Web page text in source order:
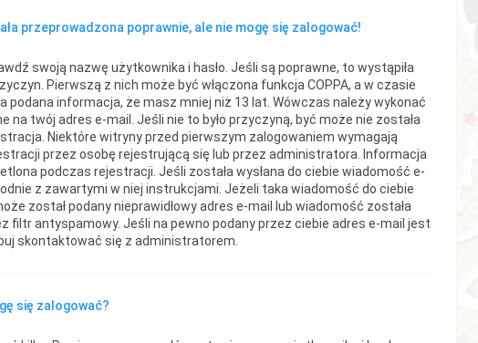
przeprowadzona poprawnie, ale nie mogę się zalogować!
swoją nazwę użytkownika i hasło. Jeśli są poprawne, to wystąpiła
Pierwszą z nich może być włączona funkcja COPPA, a w czasie
podana informacja, że masz mniej niż 13 lat. Wówczas należy wykonać
na twój adres e-mail. Jeśli nie to było przyczyną, być może nie została
Niektóre witryny przed pierwszym zalogowaniem wymagają
przez osobę rejestrującą się lub przez administratora. Informacja
podczas rejestracji. Jeśli została wysłana do ciebie wiadomość e-
z zawartymi w niej instrukcjami. Jeżeli taka wiadomość do ciebie
został podany nieprawidłowy adres e-mail lub wiadomość została
filtr antyspamowy. Jeśli na pewno podany przez ciebie adres e-mail jest
skontaktować się z administratorem.
się zalogować?